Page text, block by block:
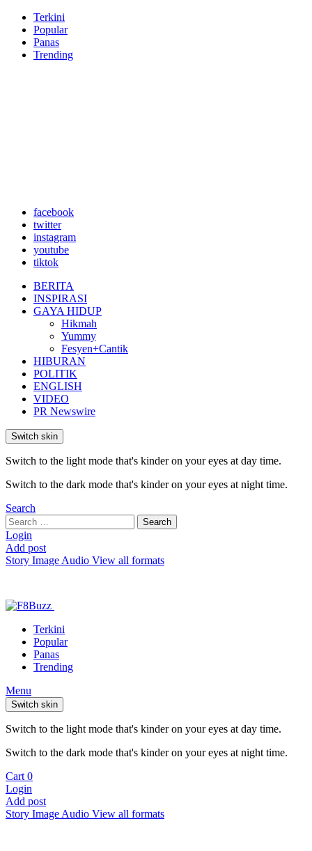
Terkini
Popular
Panas
Trending
facebook
twitter
instagram
youtube
tiktok
BERITA
INSPIRASI
GAYA HIDUP
Hikmah
Yummy
Fesyen+Cantik
HIBURAN
POLITIK
ENGLISH
VIDEO
PR Newswire
Switch skin
Switch to the light mode that's kinder on your eyes at day time.
Switch to the dark mode that's kinder on your eyes at night time.
Search
Search
for:
Search
Login
Add post
Story Image Audio View all formats
Terkini
Popular
Panas
Trending
Menu
Switch skin
Switch to the light mode that's kinder on your eyes at day time.
Switch to the dark mode that's kinder on your eyes at night time.
Cart 0
Login
Add post
Story Image Audio View all formats